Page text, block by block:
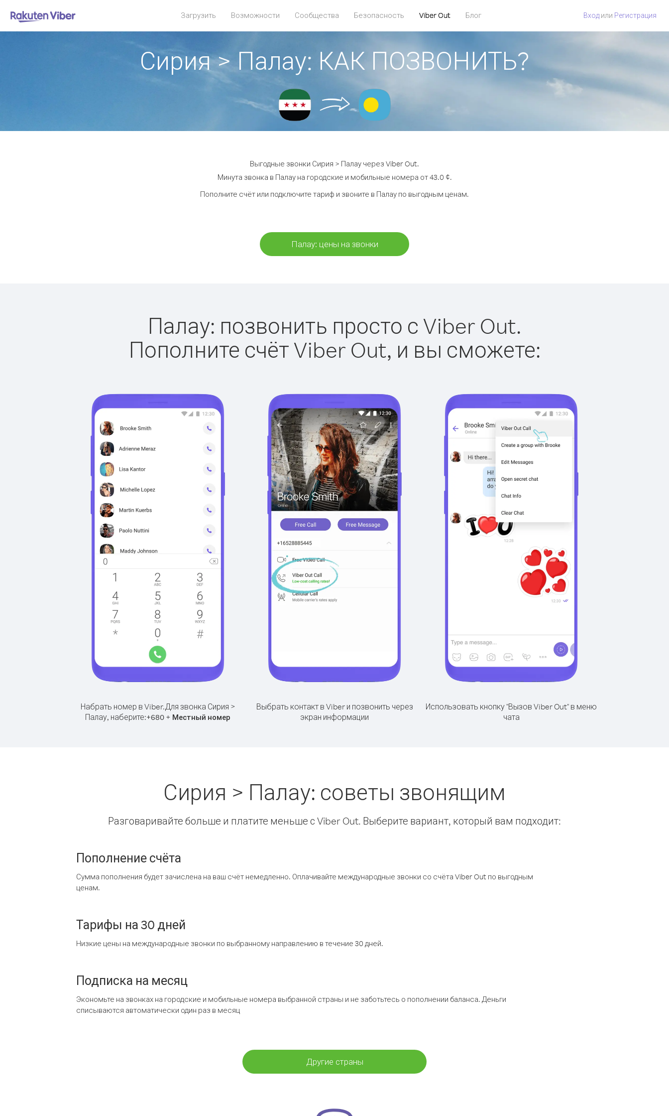
Загрузить Возможности Сообщества Безопасность Viber Out Блог Вход или Регистрация
Сирия > Палау: КАК ПОЗВОНИТЬ?
Выгодные звонки Сирия > Палау через Viber Out.
Минута звонка в Палау на городские и мобильные номера от 43.0 ¢.
Пополните счёт или подключите тариф и звоните в Палау по выгодным ценам.
Палау: цены на звонки
Палау: позвонить просто с Viber Out.
Пополните счёт Viber Out, и вы сможете:
Набрать номер в Viber.Для звонка Сирия >
Палау, наберите:+680 + Местный номер
Выбрать контакт в Viber и позвонить через
экран информации
Использовать кнопку "Вызов Viber Out" в меню
чата
Сирия > Палау: советы звонящим
Разговаривайте больше и платите меньше с Viber Out. Выберите вариант, который вам подходит:
Пополнение счёта
Сумма пополнения будет зачислена на ваш счёт немедленно. Оплачивайте международные звонки со счёта Viber Out по выгодным
ценам.
Тарифы на 30 дней
Низкие цены на международные звонки по выбранному направлению в течение 30 дней.
Подписка на месяц
Экономьте на звонках на городские и мобильные номера выбранной страны и не заботьтесь о пополнении баланса. Деньги
списываются автоматически один раз в месяц
Другие страны